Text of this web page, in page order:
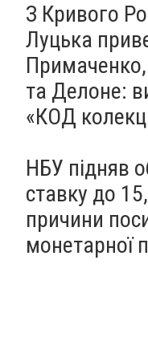
З Кривого
Луцька
та Делоне:
«КОД
НБУ підняв
ставку до
причини
монетарної